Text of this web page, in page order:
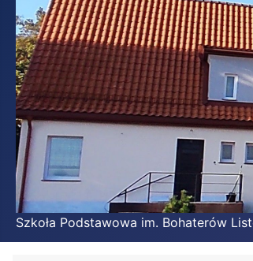
Szkoła Podstawowa im. Bohaterów